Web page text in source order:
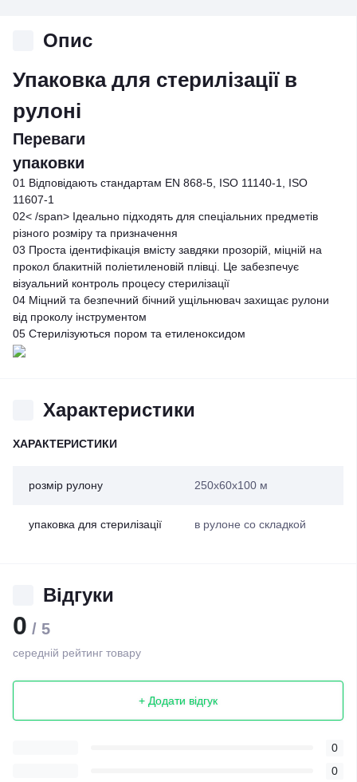
Опис
Упаковка для стерилізації в
рулоні
Переваги
упаковки
01 Відповідають стандартам EN 868-5, ISO 11140-1, ISO
11607-1
02< /span> Ідеально підходять для спеціальних предметів
різного розміру та призначення
03 Проста ідентифікація вмісту завдяки прозорій, міцній на
прокол блакитній поліетиленовій плівці. Це забезпечує
візуальний контроль процесу стерилізації
04 Міцний та безпечний бічний ущільнювач захищає рулони
від проколу інструментом
05 Стерилізуються пором та етиленоксидом
Характеристики
ХАРАКТЕРИСТИКИ
розмір рулону 250x60х100 м
упаковка для стерилізації в рулоне со складкой
Відгуки
0 / 5
середній рейтинг товару
+ Додати відгук
0
0